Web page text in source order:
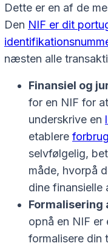
Dette er en af de
Den NIF er dit
næsten alle
Finansiel og
for en NIF for
underskrive en
etablere
selvfølgelig,
måde, hvorpå
dine finansielle
opnå en NIF
formalisere din